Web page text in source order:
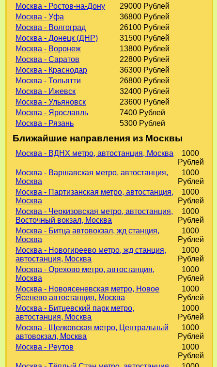
Москва - Ростов-на-Дону
29000 Рублей
Москва - Уфа
36800 Рублей
Москва - Волгоград
26100 Рублей
Москва - Донецк (ДНР)
31500 Рублей
Москва - Воронеж
13800 Рублей
Москва - Саратов
22800 Рублей
Москва - Краснодар
36300 Рублей
Москва - Тольятти
26800 Рублей
Москва - Ижевск
32400 Рублей
Москва - Ульяновск
23600 Рублей
Москва - Ярославль
7400 Рублей
Москва - Рязань
5300 Рублей
Ближайшие направления из Москвы
Москва - ВДНХ метро, автостанция, Москва
1000
Рублей
Москва - Варшавская метро, автостанция,
Москва
1000
Рублей
Москва - Партизанская метро, автостанция,
Москва
1000
Рублей
Москва - Черкизовская метро, автостанция,
Восточный вокзал, Москва
1000
Рублей
Москва - Битца автовокзал, жд станция,
Москва
1000
Рублей
Москва - Новогиреево метро, жд станция,
автостанция, Москва
1000
Рублей
Москва - Орехово метро, автостанция,
Москва
1000
Рублей
Москва - Новоясеневская метро, Новое
Ясенево автостанция, Москва
1000
Рублей
Москва - Битцевский парк метро,
автостанция, Москва
1000
Рублей
Москва - Щелковская метро, Центральный
автовокзал, Москва
1000
Рублей
Москва - Реутов
1000
Рублей